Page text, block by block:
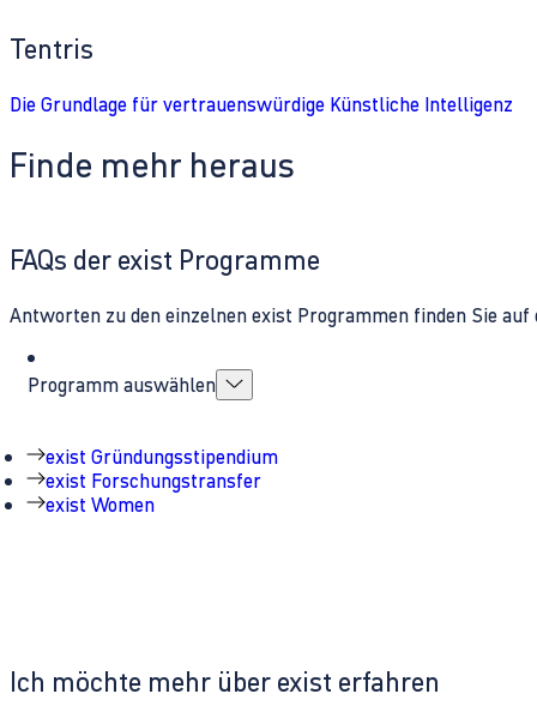
Tentris
Die Grundlage für vertrauenswürdige Künstliche Intelligenz
Finde mehr heraus
Ich möchte mehr über exist erfahren
FAQs der exist Programme
Antworten zu den einzelnen exist Programmen finden Sie
Programm auswählen
exist Gründungsstipendium
exist Forschungstransfer
exist Women